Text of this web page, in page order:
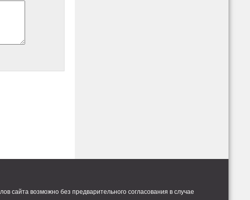
сайта возможно без предварительного согласования в случае